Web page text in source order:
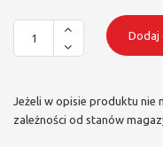
Dodaj
Jeżeli w opisie produktu nie
zależności od stanów